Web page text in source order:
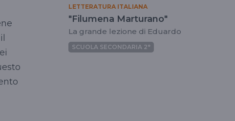
LETTERATURA ITALIANA
"Filumena Marturano"
La grande lezione di Eduardo
SCUOLA SECONDARIA 2°